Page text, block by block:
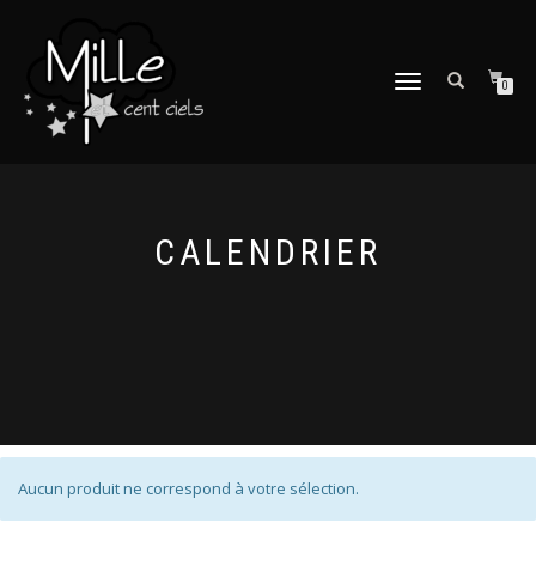
DÉPLIER
0
CALENDRIER
Aucun produit ne correspond à votre sélection.